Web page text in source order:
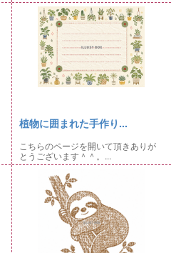
植物に囲まれた手作り...
こちらのページを開いて頂きありが
とうございます＾＾。...